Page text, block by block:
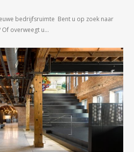
bedrijfsruimte Bent u op zoek naar
Of overweegt u…